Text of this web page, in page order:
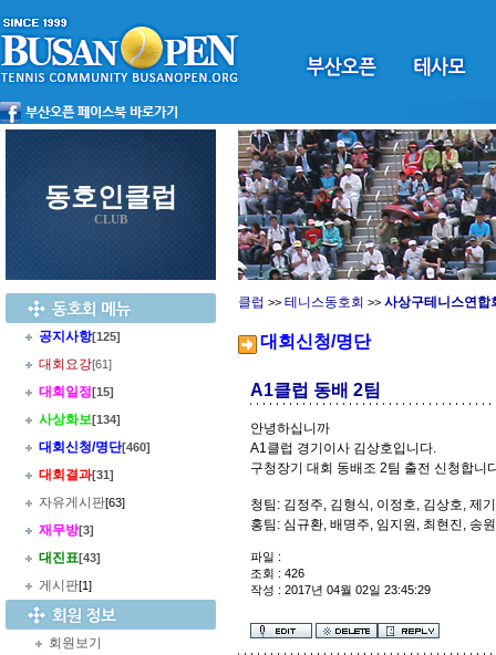
동호인클럽
CLUB
공지사항[125]
대회요강[61]
대회일정[15]
사상화보[134]
대회신청/명단[460]
대회결과[31]
자유게시판[63]
재무방[3]
대진표[43]
게시판[1]
회원보기
클럽 >> 테니스동호회 >> 사상구테니스연합
대회신청/명단
A1클럽 동배 2팀
안녕하십니까
A1클럽 경기이사 김상호입니다.
구청장기 대회 동배조 2팀 출전 신청합니
청팀: 김정주, 김형식, 이정호, 김상호, 제
홍팀: 심규환, 배명주, 임지원, 최현진, 송
파일 :
조회 : 426
작성 : 2017년 04월 02일 23:45:29